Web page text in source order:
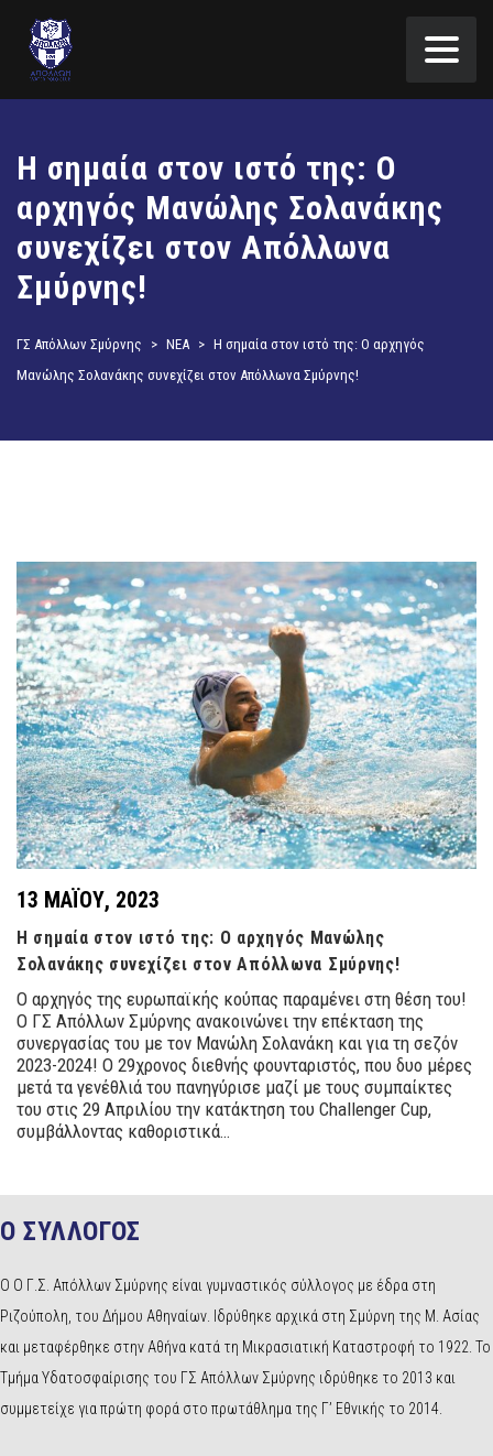
Η σημαία στον ιστό της: Ο
αρχηγός Μανώλης Σολανάκης
συνεχίζει στον Απόλλωνα
Σμύρνης!
ΓΣ Απόλλων Σμύρνης > ΝΕΑ > Η σημαία στον ιστό της: Ο αρχηγός
Μανώλης Σολανάκης συνεχίζει στον Απόλλωνα Σμύρνης!
13 ΜΑΪ́ΟΥ, 2023
Η σημαία στον ιστό της: Ο αρχηγός Μανώλης
Σολανάκης συνεχίζει στον Απόλλωνα Σμύρνης!
Ο αρχηγός της ευρωπαϊκής κούπας παραμένει στη θέση του!
Ο ΓΣ Απόλλων Σμύρνης ανακοινώνει την επέκταση της
συνεργασίας του με τον Μανώλη Σολανάκη και για τη σεζόν
2023-2024! Ο 29χρονος διεθνής φουνταριστός, που δυο μέρες
μετά τα γενέθλιά του πανηγύρισε μαζί με τους συμπαίκτες
του στις 29 Απριλίου την κατάκτηση του Challenger Cup,
συμβάλλοντας καθοριστικά…
Ο ΣΥΛΛΟΓΟΣ
Ο Ο Γ.Σ. Απόλλων Σμύρνης είναι γυμναστικός σύλλογος με έδρα στη
Ριζούπολη, του Δήμου Αθηναίων. Ιδρύθηκε αρχικά στη Σμύρνη της Μ. Ασίας
και μεταφέρθηκε στην Αθήνα κατά τη Μικρασιατική Καταστροφή το 1922. Το
Τμήμα Υδατοσφαίρισης του ΓΣ Απόλλων Σμύρνης ιδρύθηκε το 2013 και
συμμετείχε για πρώτη φορά στο πρωτάθλημα της Γ’ Εθνικής το 2014.